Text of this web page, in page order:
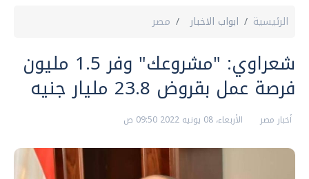
الرئيسية ابواب الاخبار مصر
شعراوي: "مشروعك" وفر 1.5 مليون
فرصة عمل بقروض 23.8 مليار جنيه
أخبار مصر الأربعاء، 08 يونيه 2022 09:50 ص